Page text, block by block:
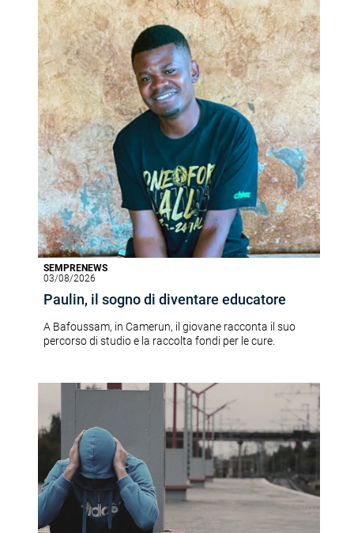
SEMPRENEWS
03/08/2026
Paulin, il sogno di diventare educatore
A Bafoussam, in Camerun, il giovane racconta il suo
percorso di studio e la raccolta fondi per le cure.